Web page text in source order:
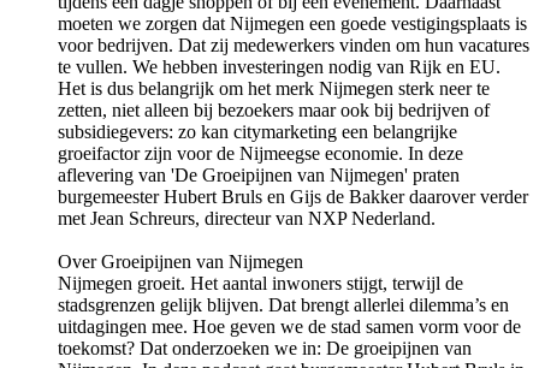
moeten we zorgen dat Nijmegen een goede vestigingsplaats is
voor bedrijven. Dat zij medewerkers vinden om hun vacatures
te vullen. We hebben investeringen nodig van Rijk en EU.
Het is dus belangrijk om het merk Nijmegen sterk neer te
zetten, niet alleen bij bezoekers maar ook bij bedrijven of
subsidiegevers: zo kan citymarketing een belangrijke
groeifactor zijn voor de Nijmeegse economie. In deze
aflevering van 'De Groeipijnen van Nijmegen' praten
burgemeester Hubert Bruls en Gijs de Bakker daarover verder
met Jean Schreurs, directeur van NXP Nederland.
Over Groeipijnen van Nijmegen
Nijmegen groeit. Het aantal inwoners stijgt, terwijl de
stadsgrenzen gelijk blijven. Dat brengt allerlei dilemma’s en
uitdagingen mee. Hoe geven we de stad samen vorm voor de
toekomst? Dat onderzoeken we in: De groeipijnen van